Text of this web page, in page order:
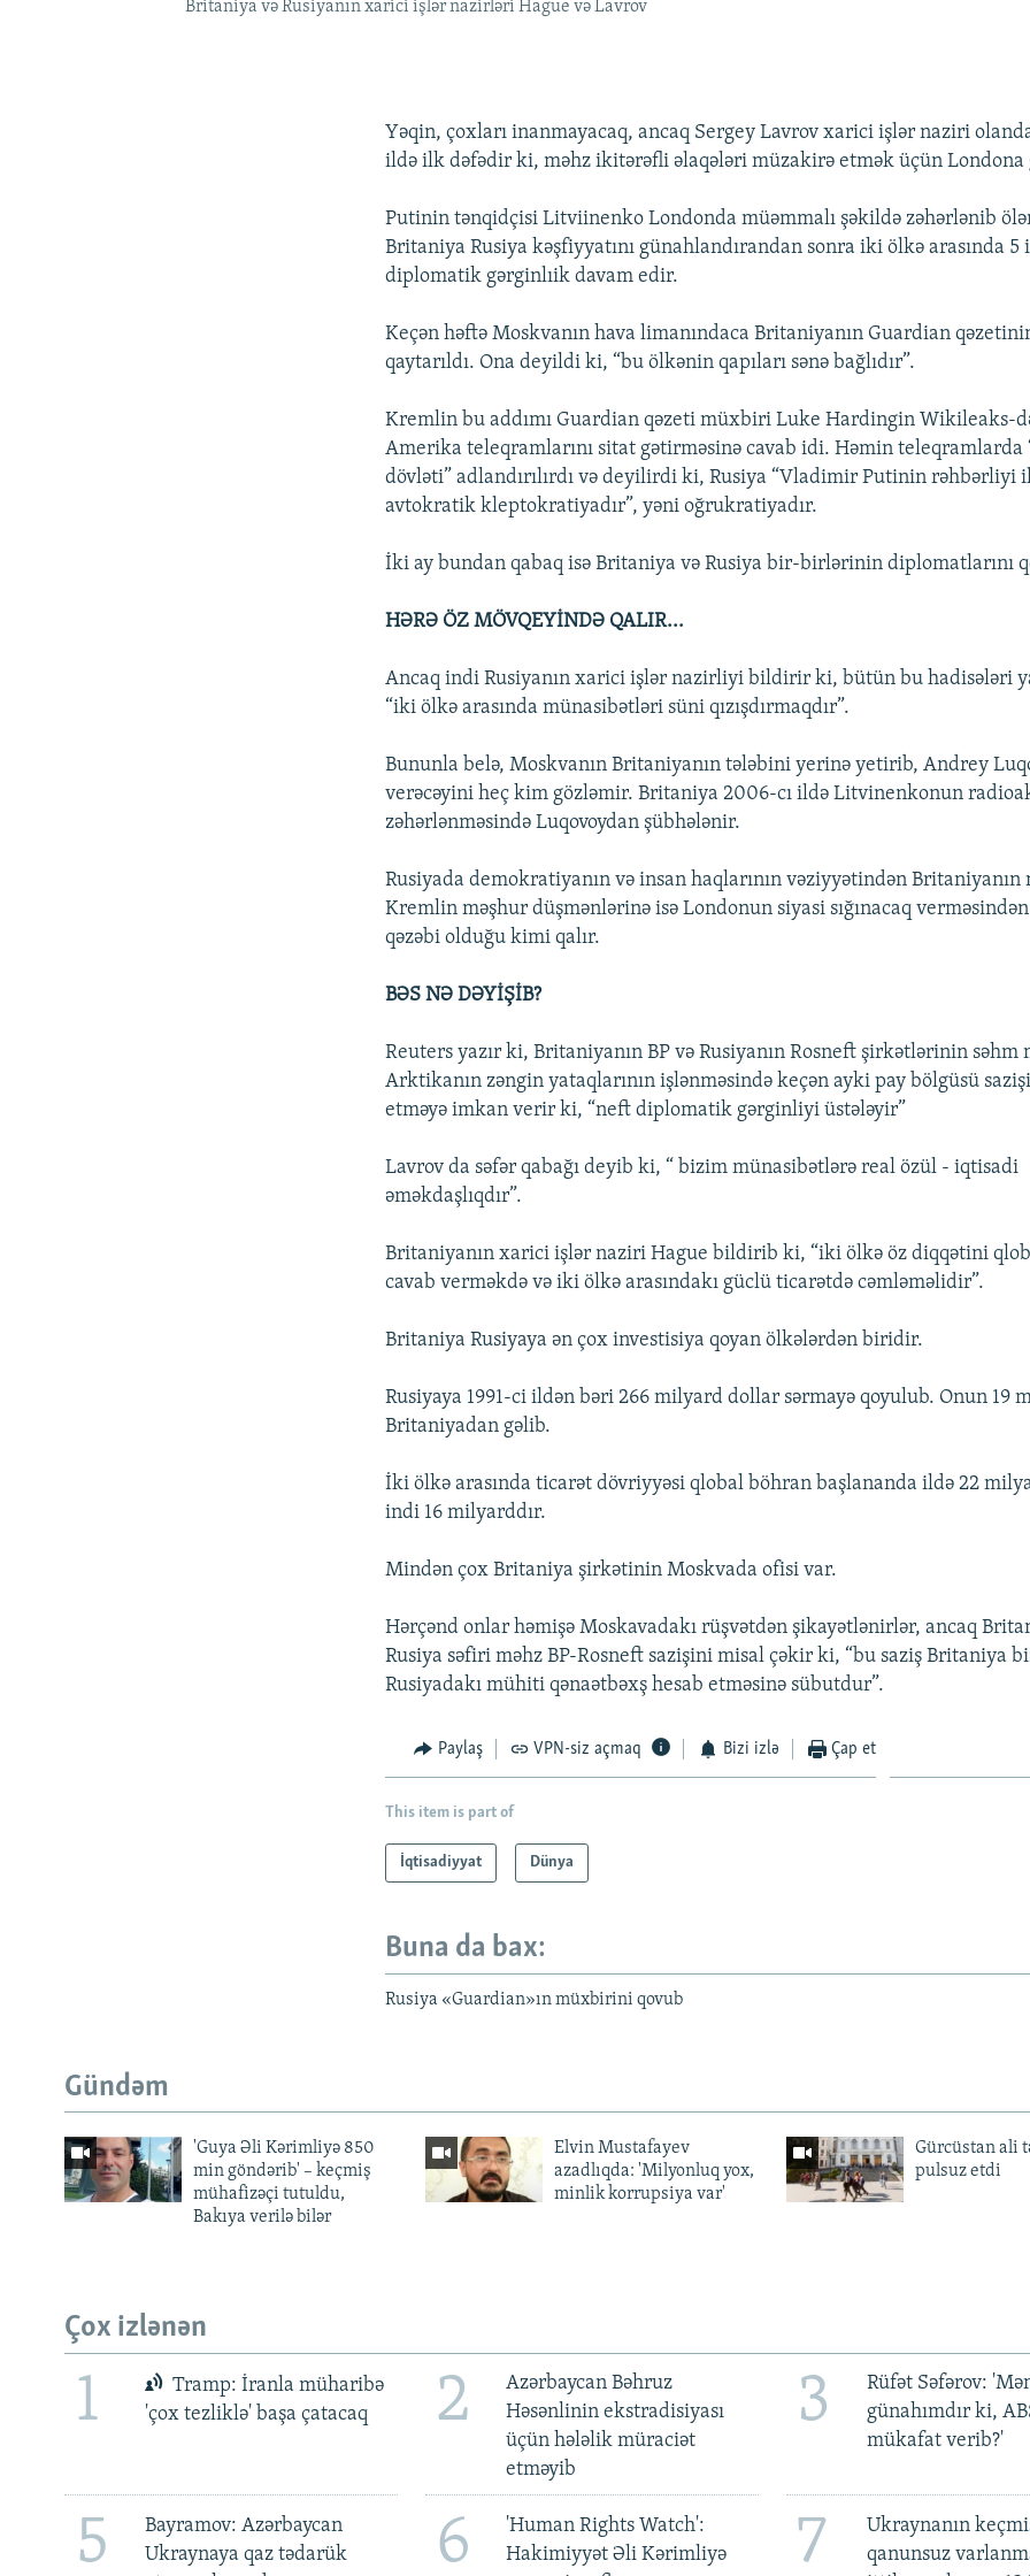
Britaniya və Rusiyanın xarici işlər nazirləri Hague və Lavrov
Yəqin, çoxları inanmayacaq, ancaq Sergey Lavrov xarici işlər naziri
ildə ilk dəfədir ki, məhz ikitərəfli əlaqələri müzakirə etmək üçün Londona
Putinin tənqidçisi Litviinenko Londonda müəmmalı şəkildə zəhərlənib
Britaniya Rusiya kəşfiyyatını günahlandırandan sonra iki ölkə arasında
diplomatik gərginlıik davam edir.
Keçən həftə Moskvanın hava limanındaca Britaniyanın Guardian
qaytarıldı. Ona deyildi ki, “bu ölkənin qapıları sənə bağlıdır”.
Kremlin bu addımı Guardian qəzeti müxbiri Luke Hardingin Wikileaks-
Amerika teleqramlarını sitat gətirməsinə cavab idi. Həmin teleqramlarda
dövləti” adlandırılırdı və deyilirdi ki, Rusiya “Vladimir Putinin rəhbərliyi
avtokratik kleptokratiyadır”, yəni oğrukratiyadır.
İki ay bundan qabaq isə Britaniya və Rusiya bir-birlərinin diplomatlarını
HƏRƏ ÖZ MÖVQEYİNDƏ QALIR...
Ancaq indi Rusiyanın xarici işlər nazirliyi bildirir ki, bütün bu hadisələri
“iki ölkə arasında münasibətləri süni qızışdırmaqdır”.
Bununla belə, Moskvanın Britaniyanın tələbini yerinə yetirib, Andrey
verəcəyini heç kim gözləmir. Britaniya 2006-cı ildə Litvinenkonun
zəhərlənməsində Luqovoydan şübhələnir.
Rusiyada demokratiyanın və insan haqlarının vəziyyətindən Britaniyanın
Kremlin məşhur düşmənlərinə isə Londonun siyasi sığınacaq
qəzəbi olduğu kimi qalır.
BƏS NƏ DƏYİŞİB?
Reuters yazır ki, Britaniyanın BP və Rusiyanın Rosneft şirkətlərinin səhm
Arktikanın zəngin yataqlarının işlənməsində keçən ayki pay bölgüsü
etməyə imkan verir ki, “neft diplomatik gərginliyi üstələyir”
Lavrov da səfər qabağı deyib ki, “ bizim münasibətlərə real özül - iqtisadi
əməkdaşlıqdır”.
Britaniyanın xarici işlər naziri Hague bildirib ki, “iki ölkə öz diqqətini
cavab verməkdə və iki ölkə arasındakı güclü ticarətdə cəmləməlidir”.
Britaniya Rusiyaya ən çox investisiya qoyan ölkələrdən biridir.
Rusiyaya 1991-ci ildən bəri 266 milyard dollar sərmayə qoyulub. Onun 19
Britaniyadan gəlib.
İki ölkə arasında ticarət dövriyyəsi qlobal böhran başlananda ildə 22
indi 16 milyarddır.
Mindən çox Britaniya şirkətinin Moskvada ofisi var.
Hərçənd onlar həmişə Moskavadakı rüşvətdən şikayətlənirlər, ancaq
Rusiya səfiri məhz BP-Rosneft sazişini misal çəkir ki, “bu saziş Britaniya
Rusiyadakı mühiti qənaətbəxş hesab etməsinə sübutdur”.
Paylaş VPN-siz açmaq Bizi izlə Çap et
This item is part of
İqtisadiyyat Dünya
Buna da bax:
Rusiya «Guardian»ın müxbirini qovub
Gündəm
'Guya Əli Kərimliyə 850
min göndərib' – keçmiş
mühafizəçi tutuldu,
Bakıya verilə bilər
Elvin Mustafayev
azadlıqda: 'Milyonluq yox,
minlik korrupsiya var'
Gürcüstan ali
pulsuz etdi
Çox izlənən
1
Tramp: İranla müharibə
'çox tezliklə' başa çatacaq
2
Azərbaycan Bəhruz
Həsənlinin ekstradisiyası
üçün hələlik müraciət
etməyib
3
Rüfət Səfərov:
günahımdır ki,
mükafat verib?'
5
Bayramov: Azərbaycan
Ukraynaya qaz tədarük
6
'Human Rights Watch':
Hakimiyyət Əli Kərimliyə
7
Ukraynanın
qanunsuz